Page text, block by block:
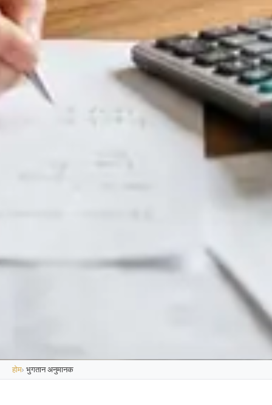
होम› भुगतान अनुमानक